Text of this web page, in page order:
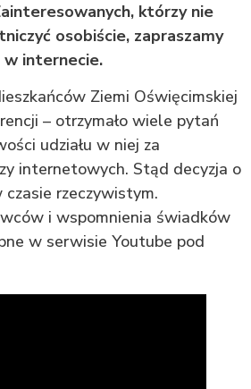
którzy nie
osobiście, zapraszamy
w internecie.
Ziemi Oświęcimskiej
– otrzymało wiele pytań
udziału w niej za
internetowych. Stąd decyzja o
rzeczywistym.
i wspomnienia świadków
w serwisie Youtube pod